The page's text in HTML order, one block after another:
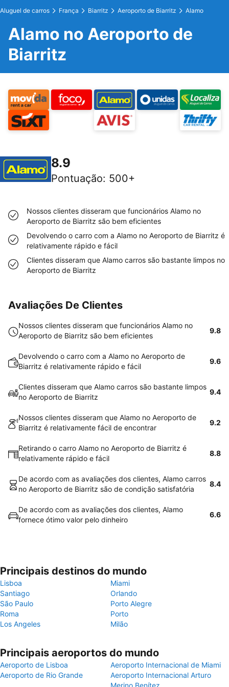
Aluguel de carros França Biarritz Aeroporto de Biarritz Alamo
Alamo no Aeroporto de
Biarritz
8.9
Pontuação: 500+
Nossos clientes disseram que funcionários Alamo no
Aeroporto de Biarritz são bem eficientes
Devolvendo o carro com a Alamo no Aeroporto de Biarritz é
relativamente rápido e fácil
Clientes disseram que Alamo carros são bastante limpos no
Aeroporto de Biarritz
Avaliações De Clientes
Nossos clientes disseram que funcionários Alamo no
Aeroporto de Biarritz são bem eficientes
9.8
Devolvendo o carro com a Alamo no Aeroporto de
Biarritz é relativamente rápido e fácil
9.6
Clientes disseram que Alamo carros são bastante limpos
no Aeroporto de Biarritz
9.4
Nossos clientes disseram que Alamo no Aeroporto de
Biarritz é relativamente fácil de encontrar
9.2
Retirando o carro Alamo no Aeroporto de Biarritz é
relativamente rápido e fácil
8.8
De acordo com as avaliações dos clientes, Alamo carros
no Aeroporto de Biarritz são de condição satisfatória
8.4
De acordo com as avaliações dos clientes, Alamo
fornece ótimo valor pelo dinheiro
6.6
Principais destinos do mundo
Lisboa
Miami
Santiago
Orlando
São Paulo
Porto Alegre
Roma
Porto
Los Angeles
Milão
Principais aeroportos do mundo
Aeroporto de Lisboa
Aeroporto Internacional de Miami
Aeroporto de Rio Grande
Aeroporto Internacional Arturo
Merino Benítez